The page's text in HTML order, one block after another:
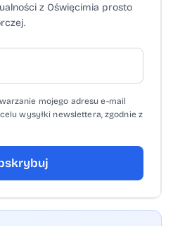
z Oświęcimia prosto
mojego adresu e-mail
wysyłki newslettera, zgodnie z